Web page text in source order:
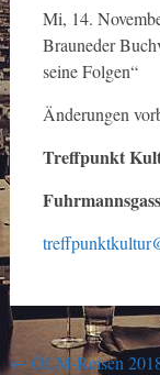
Mi, 14.
Brauneder
seine Folgen“
Änderungen
Treffpunkt
Post
← ÖLM-Reisen